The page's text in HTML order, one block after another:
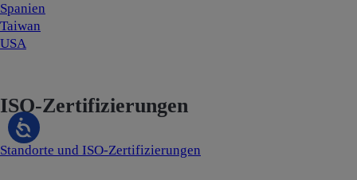
Spanien
Taiwan
USA
ISO-Zertifizierungen
Standorte und ISO-Zertifizierungen